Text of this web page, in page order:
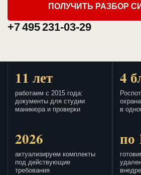
ПОЛУЧИТЬ РАЗБОР
+7 495 231-03-29
11 лет
работаем с 2015 года:
документы для студии
маникюра и проверки
4
в
2026
актуализируем комплекты
под действующие
требования
по